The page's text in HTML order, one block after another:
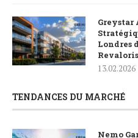
Greystar
Londres
13.02.2026
TENDANCES DU MARCHÉ
Nemo